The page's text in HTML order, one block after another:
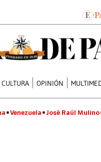
OPINIÓN
Venezuela José Raúl Mulino